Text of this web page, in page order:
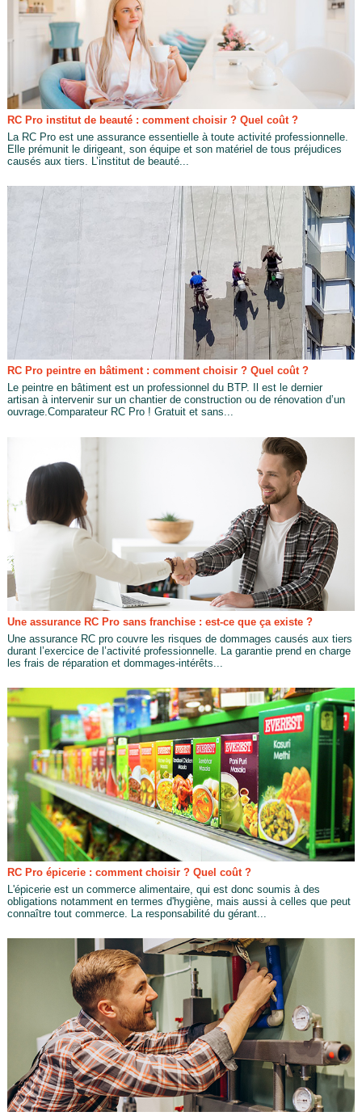
RC Pro institut de beauté : comment choisir ? Quel coût ?
La RC Pro est une assurance essentielle à toute activité professionnelle.
Elle prémunit le dirigeant, son équipe et son matériel de tous préjudices
causés aux tiers. L’institut de beauté...
RC Pro peintre en bâtiment : comment choisir ? Quel coût ?
Le peintre en bâtiment est un professionnel du BTP. Il est le dernier
artisan à intervenir sur un chantier de construction ou de rénovation d’un
ouvrage.Comparateur RC Pro ! Gratuit et sans...
Une assurance RC Pro sans franchise : est-ce que ça existe ?
Une assurance RC pro couvre les risques de dommages causés aux tiers
durant l’exercice de l’activité professionnelle. La garantie prend en charge
les frais de réparation et dommages-intérêts...
RC Pro épicerie : comment choisir ? Quel coût ?
L'épicerie est un commerce alimentaire, qui est donc soumis à des
obligations notamment en termes d'hygiène, mais aussi à celles que peut
connaître tout commerce. La responsabilité du gérant...